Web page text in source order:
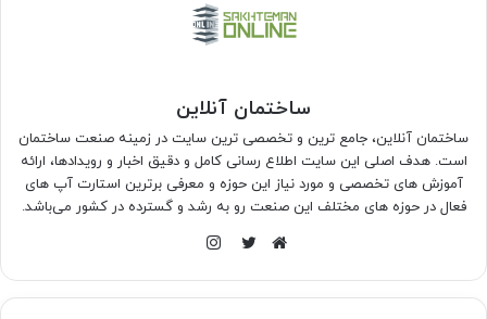
ساختمان آنلاین
ساختمان آنلاین، جامع ترین و تخصصی ترین سایت در زمینه صنعت ساختمان
است. هدف اصلی این سایت اطلاع رسانی کامل و دقیق اخبار و رویدادها، ارائه
آموزش های تخصصی و مورد نیاز این حوزه و معرفی برترین استارت آپ های
فعال در حوزه های مختلف این صنعت رو به رشد و گسترده در کشور می‌باشد.